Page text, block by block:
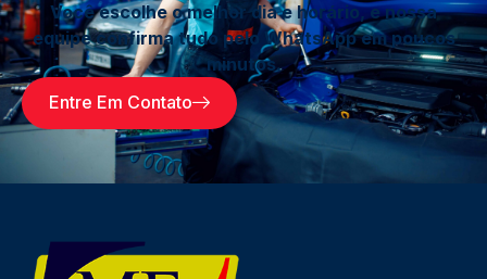
Você escolhe o melhor dia e horário, e nossa
equipe confirma tudo pelo WhatsApp em poucos
minutos.
Entre Em Contato